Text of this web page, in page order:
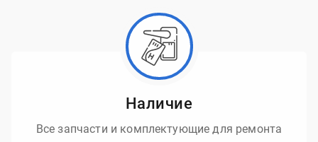
Наличие
Все запчасти и комплектующие для ремонта